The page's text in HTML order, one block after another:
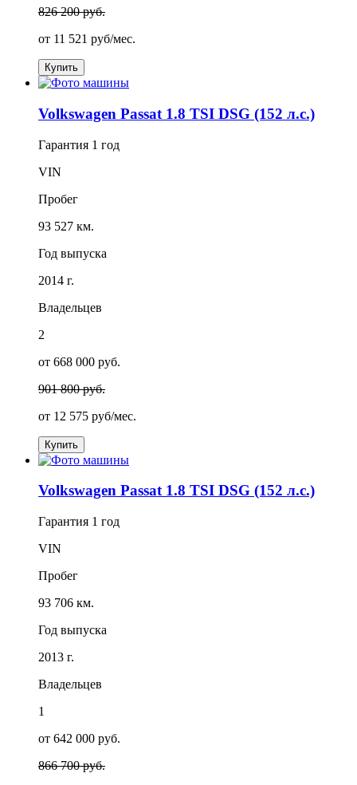
826 200 руб.
от 11 521 руб/мес.
Купить
Volkswagen Passat 1.8 TSI DSG (152 л.с.)
Гарантия 1 год
VIN
Пробег
93 527 км.
Год выпуска
2014 г.
Владельцев
2
от 668 000 руб.
901 800 руб.
от 12 575 руб/мес.
Купить
Volkswagen Passat 1.8 TSI DSG (152 л.с.)
Гарантия 1 год
VIN
Пробег
93 706 км.
Год выпуска
2013 г.
Владельцев
1
от 642 000 руб.
866 700 руб.